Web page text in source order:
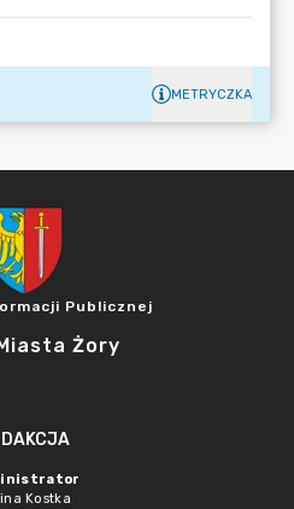
METRYCZKA
Publicznej
Żory
Kostka